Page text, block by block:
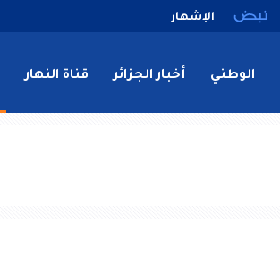
الإشهار
الوطني أخبار الجزائر قناة النهار